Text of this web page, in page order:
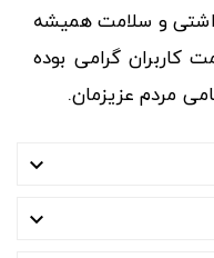
و سلامت همیشه
کاربران گرامی بوده
مردم عزیزمان.

